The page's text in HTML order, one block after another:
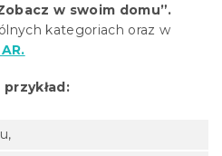
w swoim domu”.
kategoriach oraz w